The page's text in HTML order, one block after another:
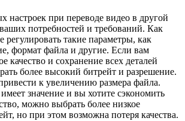
настроек при переводе видео в другой
потребностей и требований. Как
такие параметры, как
формат файла и другие. Если вам
качество и сохранение всех деталей
более высокий битрейт и разрешение.
к увеличению размера файла.
значение и вы хотите сэкономить
можно выбрать более низкое
но при этом возможна потеря качества.